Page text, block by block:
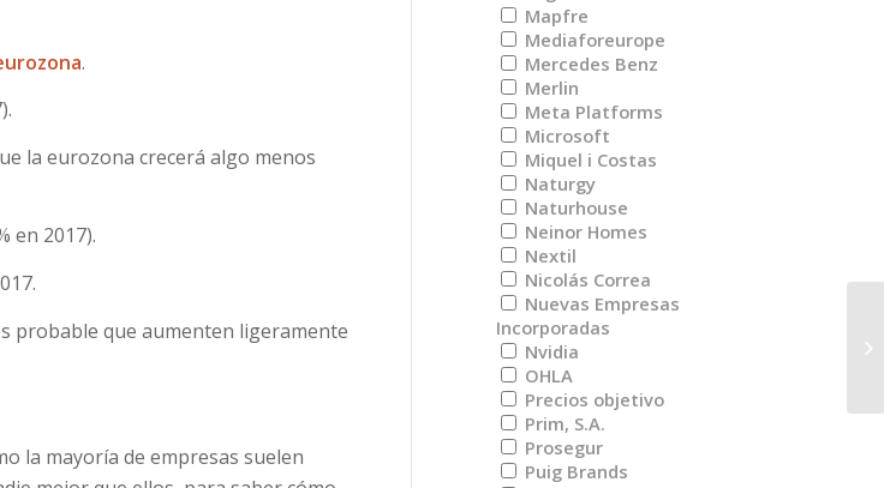
.
la eurozona crecerá algo menos
en 2017).
probable que aumenten ligeramente
la mayoría de empresas suelen
Mapfre
Mediaforeurope
Mercedes Benz
Merlin
Meta Platforms
Microsoft
Miquel i Costas
Naturgy
Naturhouse
Neinor Homes
Nextil
Nicolás Correa
Nuevas Empresas
Incorporadas
Nvidia
OHLA
Precios objetivo
Prim, S.A.
Prosegur
Puig Brands